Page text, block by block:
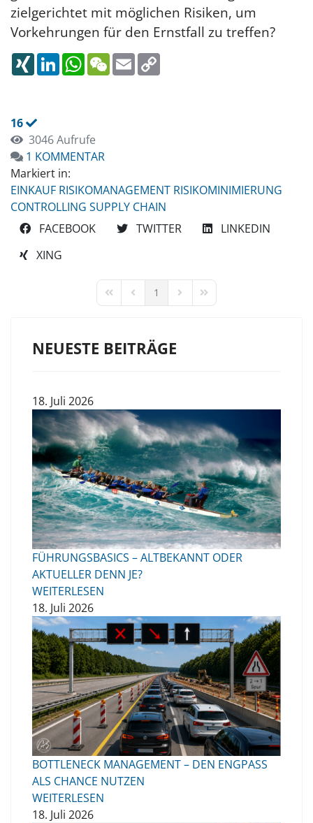
zielgerichtet mit möglichen Risiken, um
Vorkehrungen für den Ernstfall zu treffen?
XINGLINKEDINWHATSAPP
WECHAT
EMAIL
16
3046 Aufrufe
1 KOMMENTAR
Markiert in:
EINKAUF RISIKOMANAGEMENT RISIKOMINIMIERUNG
CONTROLLING SUPPLY CHAIN
FACEBOOK
TWITTER
LINKEDIN
XING
FIRST PAGEPREVIOUS PAGE
1 NEXT PAGELAST PAGE
NEUESTE BEITRÄGE
18. Juli 2026
FÜHRUNGSBASICS – ALTBEKANNT ODER
AKTUELLER DENN JE?
WEITERLESEN
18. Juli 2026
BOTTLENECK MANAGEMENT – DEN ENGPASS
ALS CHANCE NUTZEN
WEITERLESEN
18. Juli 2026